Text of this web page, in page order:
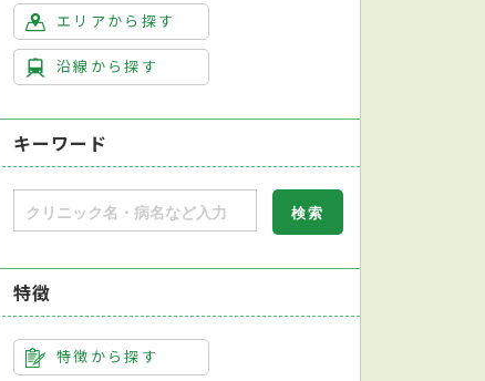
健康診断対応
エリアから探す
沿線から探す
キーワード
特徴
特徴から探す